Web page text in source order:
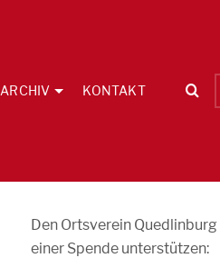
ARCHIV KONTAKT
Den Ortsverein
einer Spende unterstützen: